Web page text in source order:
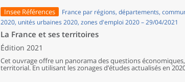
Insee Références
France par régions, départements,
2020, unités urbaines 2020, zones d'emploi 2020 – 29/04/2021
La France et ses territoires
Édition 2021
Cet ouvrage offre un panorama des questions
territorial. En utilisant les zonages d’études actualisés en
géographiques en France, sur les forces et faiblesses des